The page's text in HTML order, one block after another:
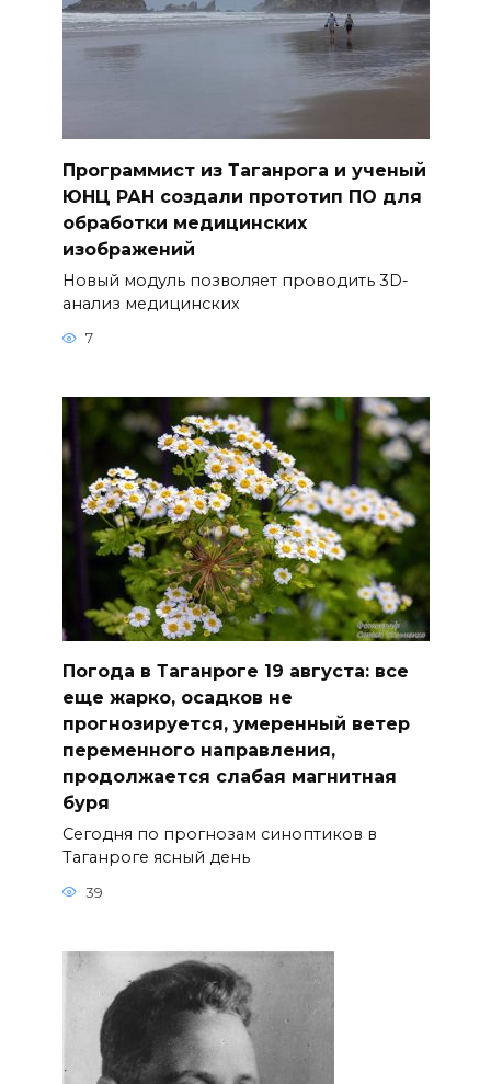
Программист из Таганрога и ученый
ЮНЦ РАН создали прототип ПО для
обработки медицинских
изображений
Новый модуль позволяет проводить 3D-
анализ медицинских
7
Погода в Таганроге 19 августа: все
еще жарко, осадков не
прогнозируется, умеренный ветер
переменного направления,
продолжается слабая магнитная
буря
Сегодня по прогнозам синоптиков в
Таганроге ясный день
39